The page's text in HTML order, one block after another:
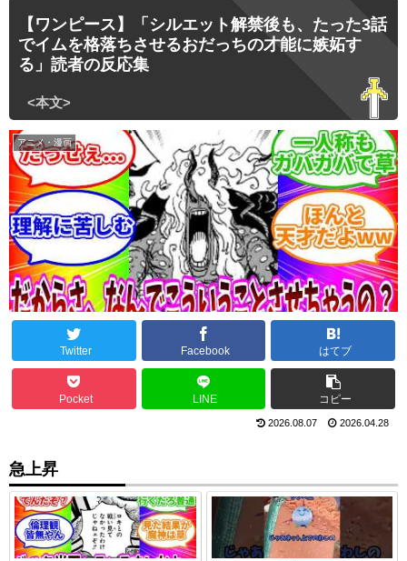
【ワンピース】「シルエット解禁後も、たった3話
でイムを格落ちさせるおだっちの才能に嫉妬す
る」読者の反応集
アニメ・漫画
Twitter Facebook はてブ
Pocket LINE コピー
2026.08.07 2026.04.28
急上昇